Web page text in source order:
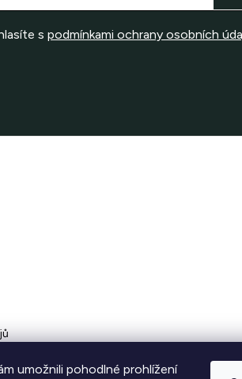
umožnili pohodlné prohlížení
s podmínkami ochrany osobních